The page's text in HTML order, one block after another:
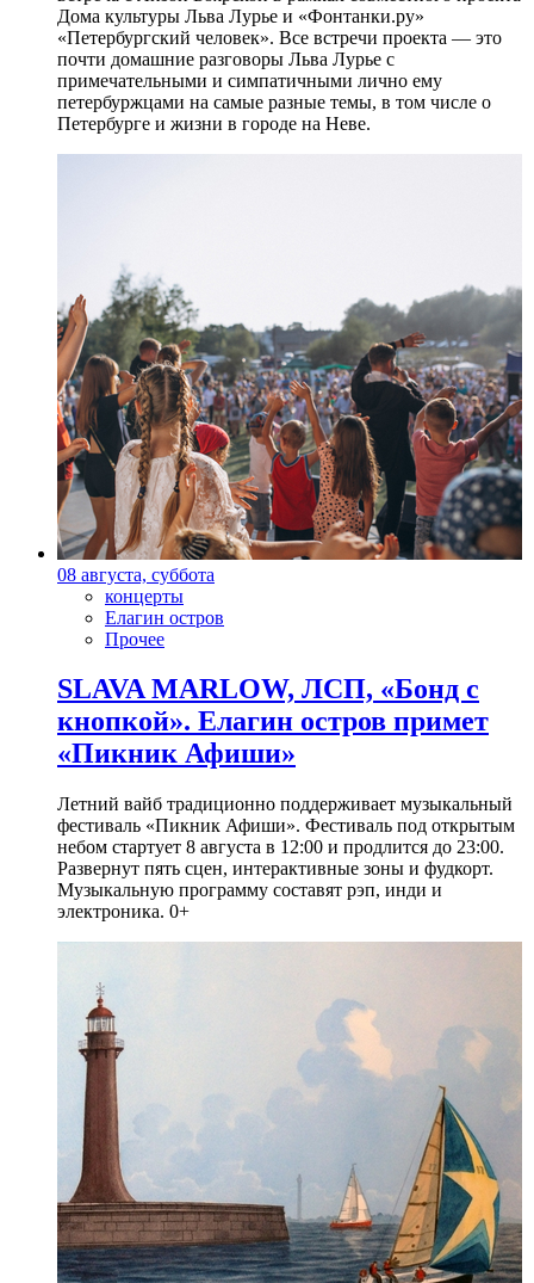
Дома культуры Льва Лурье и «Фонтанки.ру»
«Петербургский человек». Все встречи проекта — это
почти домашние разговоры Льва Лурье с
примечательными и симпатичными лично ему
петербуржцами на самые разные темы, в том числе о
Петербурге и жизни в городе на Неве.
08 августа, суббота
концерты
Елагин остров
Прочее
SLAVA MARLOW, ЛСП, «Бонд с
кнопкой». Елагин остров примет
«Пикник Афиши»
Летний вайб традиционно поддерживает музыкальный
фестиваль «Пикник Афиши». Фестиваль под открытым
небом стартует 8 августа в 12:00 и продлится до 23:00.
Развернут пять сцен, интерактивные зоны и фудкорт.
Музыкальную программу составят рэп, инди и
электроника. 0+